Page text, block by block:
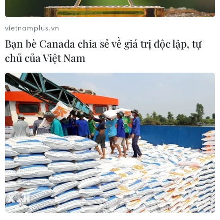
07/08/2026 00:25
Mexico triển khai hàng
nghìn binh sỹ bảo vệ các
vùng trồng bơ trọng điểm
07/08/2026 00:09
lên mức cao nhất kể từ
tháng Bảy năm ngoái
07/08/2026 00:05
Mỹ siết chặt quyền công
Bộ Ngoại giao Mỹ mở rộng
vietnamplus.vn
Bạn bè Canada chia sẻ về giá trị độc lập, tự
chủ của Việt Nam